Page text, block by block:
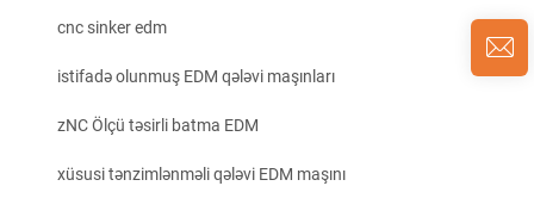
cnc sinker edm
istifadə olunmuş EDM qələvi maşınları
zNC Ölçü təsirli batma EDM
xüsusi tənzimlənməli qələvi EDM maşını